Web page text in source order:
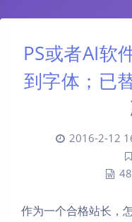
PS或者AI软
到字体；已
2016-2-12
作为一个合格站长，